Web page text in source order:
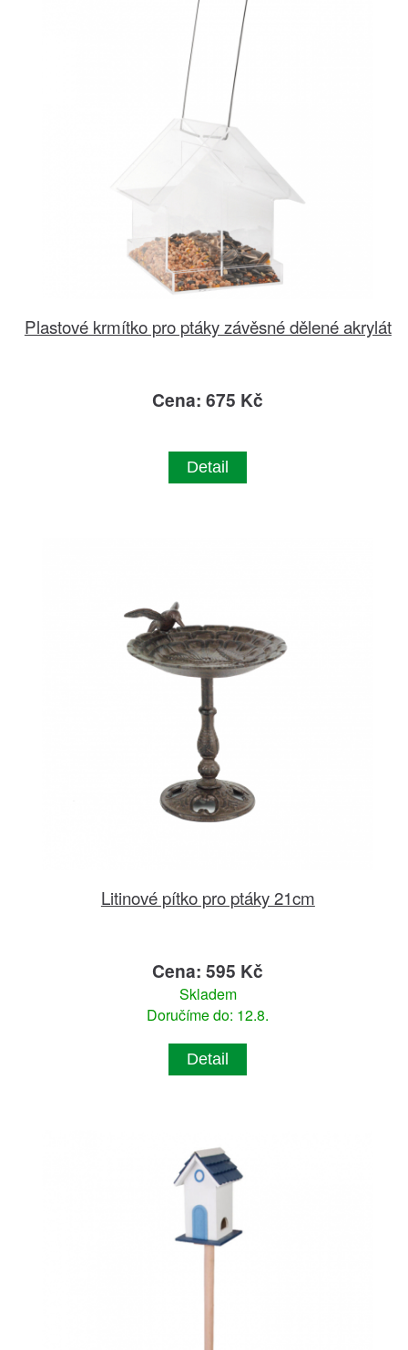
Plastové krmítko pro ptáky závěsné dělené akrylát
Cena: 675 Kč
Detail
Litinové pítko pro ptáky 21cm
Cena: 595 Kč
Skladem
Doručíme do: 12.8.
Detail